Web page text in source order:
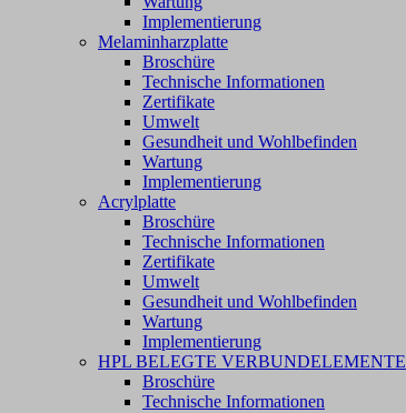
Implementierung
Melaminharzplatte
Broschüre
Technische Informationen
Zertifikate
Umwelt
Gesundheit und Wohlbefinden
Wartung
Implementierung
Acrylplatte
Broschüre
Technische Informationen
Zertifikate
Umwelt
Gesundheit und Wohlbefinden
Wartung
Implementierung
HPL BELEGTE VERBUNDELEMENTE
Broschüre
Technische Informationen